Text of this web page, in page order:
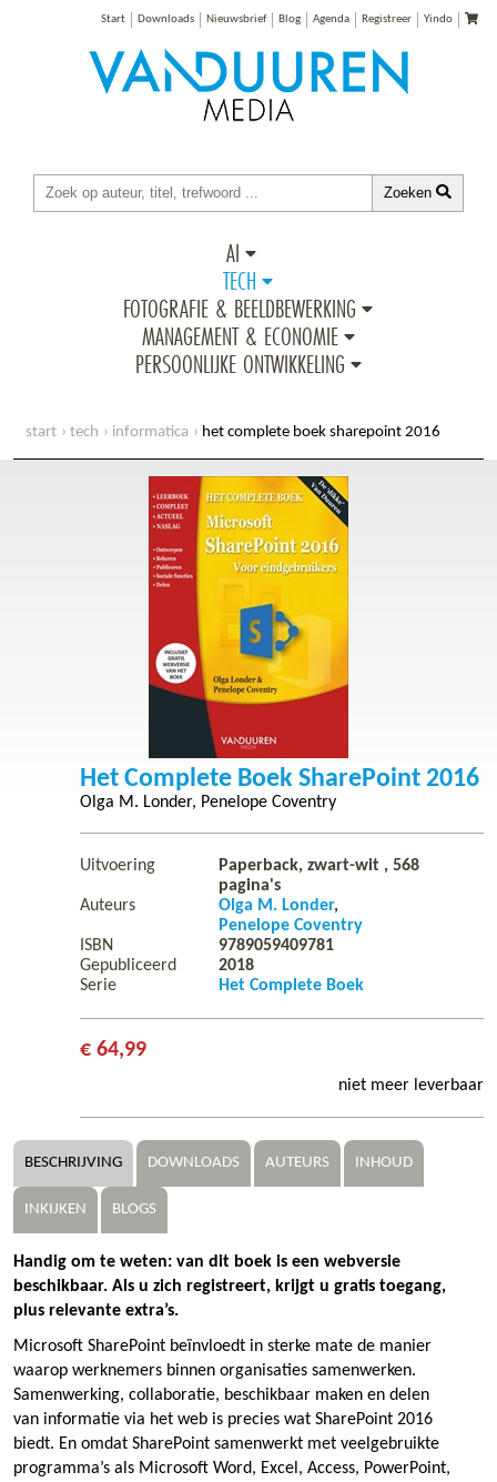
Start Downloads Nieuwsbrief Blog Agenda Registreer Yindo
Zoeken
AI
TECH
FOTOGRAFIE & BEELDBEWERKING
MANAGEMENT & ECONOMIE
PERSOONLIJKE ONTWIKKELING
start tech informatica het complete boek sharepoint 2016
Het Complete Boek SharePoint 2016
Olga M. Londer Penelope Coventry
Uitvoering Paperback, zwart-wit , 568
pagina's
Auteurs
Olga M. Londer
Penelope Coventry
ISBN
9789059409781
Gepubliceerd
2018
Serie
Het Complete Boek
€ 64,99
niet meer leverbaar
BESCHRIJVING DOWNLOADS AUTEURS INHOUD
INKIJKEN BLOGS
Handig om te weten: van dit boek is een webversie
beschikbaar. Als u zich registreert, krijgt u gratis toegang,
plus relevante extra’s.
Microsoft SharePoint beïnvloedt in sterke mate de manier
waarop werknemers binnen organisaties samenwerken.
Samenwerking, collaboratie, beschikbaar maken en delen
van informatie via het web is precies wat SharePoint 2016
biedt. En omdat SharePoint samenwerkt met veelgebruikte
programma’s als Microsoft Word, Excel, Access, PowerPoint,